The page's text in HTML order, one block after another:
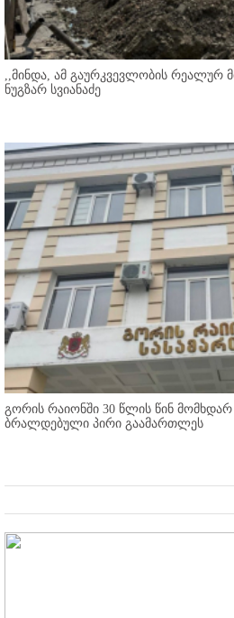
,,მინდა, ამ გაურკვევლობის რეალურ
ნუგზარ სვიანაძე
გორის რაიონში 30 წლის წინ
ბრალდებული პირი გაამართლეს